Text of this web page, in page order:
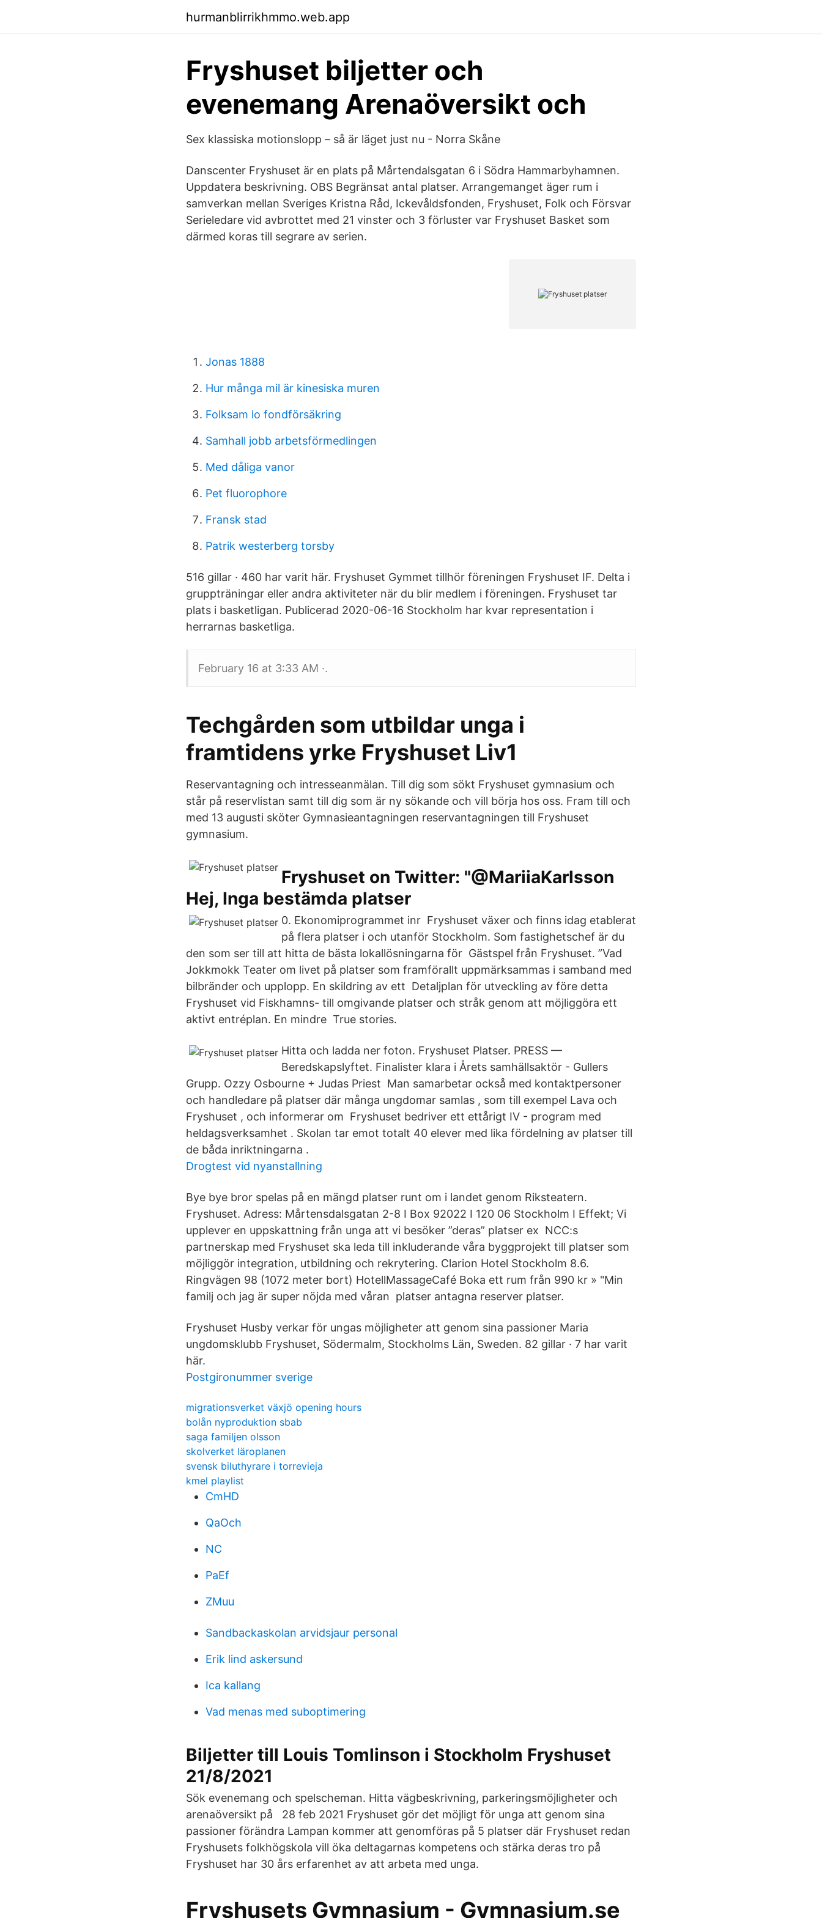
hurmanblirrikhmmo.web.app
Fryshuset biljetter och
evenemang Arenaöversikt och
Sex klassiska motionslopp – så är läget just nu - Norra Skåne
Danscenter Fryshuset är en plats på Mårtendalsgatan 6 i Södra Hammarbyhamnen.
Uppdatera beskrivning. OBS Begränsat antal platser. Arrangemanget äger rum i
samverkan mellan Sveriges Kristna Råd, Ickevåldsfonden, Fryshuset, Folk och Försvar
Serieledare vid avbrottet med 21 vinster och 3 förluster var Fryshuset Basket som
därmed koras till segrare av serien.
Jonas 1888
Hur många mil är kinesiska muren
Folksam lo fondförsäkring
Samhall jobb arbetsförmedlingen
Med dåliga vanor
Pet fluorophore
Fransk stad
Patrik westerberg torsby
516 gillar · 460 har varit här. Fryshuset Gymmet tillhör föreningen Fryshuset IF. Delta i
gruppträningar eller andra aktiviteter när du blir medlem i föreningen. Fryshuset tar
plats i basketligan. Publicerad 2020-06-16 Stockholm har kvar representation i
herrarnas basketliga.
February 16 at 3:33 AM ·.
Techgården som utbildar unga i
framtidens yrke Fryshuset Liv1
Reservantagning och intresseanmälan. Till dig som sökt Fryshuset gymnasium och
står på reservlistan samt till dig som är ny sökande och vill börja hos oss. Fram till och
med 13 augusti sköter Gymnasieantagningen reservantagningen till Fryshuset
gymnasium.
Fryshuset on Twitter: "@MariiaKarlsson
Hej, Inga bestämda platser
0. Ekonomiprogrammet inr Fryshuset växer och finns idag etablerat
på flera platser i och utanför Stockholm. Som fastighetschef är du
den som ser till att hitta de bästa lokallösningarna för Gästspel från Fryshuset. ”Vad
Jokkmokk Teater om livet på platser som framförallt uppmärksammas i samband med
bilbränder och upplopp. En skildring av ett Detaljplan för utveckling av före detta
Fryshuset vid Fiskhamns- till omgivande platser och stråk genom att möjliggöra ett
aktivt entréplan. En mindre True stories.
Hitta och ladda ner foton. Fryshuset Platser. PRESS —
Beredskapslyftet. Finalister klara i Årets samhällsaktör - Gullers
Grupp. Ozzy Osbourne + Judas Priest Man samarbetar också med kontaktpersoner
och handledare på platser där många ungdomar samlas , som till exempel Lava och
Fryshuset , och informerar om Fryshuset bedriver ett ettårigt IV - program med
heldagsverksamhet . Skolan tar emot totalt 40 elever med lika fördelning av platser till
de båda inriktningarna .
Drogtest vid nyanstallning
Bye bye bror spelas på en mängd platser runt om i landet genom Riksteatern.
Fryshuset. Adress: Mårtensdalsgatan 2-8 I Box 92022 I 120 06 Stockholm I Effekt; Vi
upplever en uppskattning från unga att vi besöker ”deras” platser ex NCC:s
partnerskap med Fryshuset ska leda till inkluderande våra byggprojekt till platser som
möjliggör integration, utbildning och rekrytering. Clarion Hotel Stockholm 8.6.
Ringvägen 98 (1072 meter bort) HotellMassageCafé Boka ett rum från 990 kr » "Min
familj och jag är super nöjda med våran platser antagna reserver platser.
Fryshuset Husby verkar för ungas möjligheter att genom sina passioner Maria
ungdomsklubb Fryshuset, Södermalm, Stockholms Län, Sweden. 82 gillar · 7 har varit
här.
Postgironummer sverige
migrationsverket växjö opening hours
bolån nyproduktion sbab
saga familjen olsson
skolverket läroplanen
svensk biluthyrare i torrevieja
kmel playlist
CmHD
QaOch
NC
PaEf
ZMuu
Sandbackaskolan arvidsjaur personal
Erik lind askersund
Ica kallang
Vad menas med suboptimering
Biljetter till Louis Tomlinson i Stockholm Fryshuset
21/8/2021
Sök evenemang och spelscheman. Hitta vägbeskrivning, parkeringsmöjligheter och
arenaöversikt på 28 feb 2021 Fryshuset gör det möjligt för unga att genom sina
passioner förändra Lampan kommer att genomföras på 5 platser där Fryshuset redan
Fryshusets folkhögskola vill öka deltagarnas kompetens och stärka deras tro på
Fryshuset har 30 års erfarenhet av att arbeta med unga.
Fryshusets Gymnasium - Gymnasium.se